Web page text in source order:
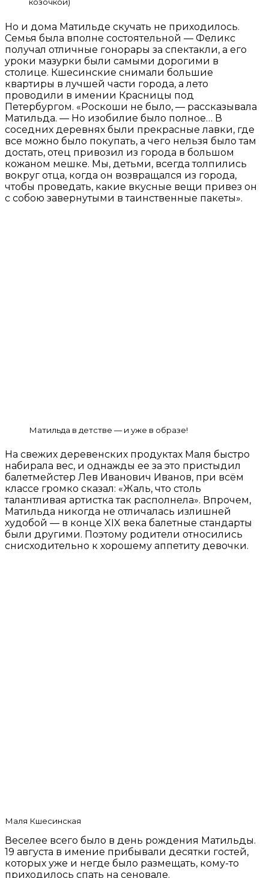
козочкой)
Но и дома Матильде скучать не приходилось.
Семья была вполне состоятельной — Феликс
получал отличные гонорары за спектакли, а его
уроки мазурки были самыми дорогими в
столице. Кшесинские снимали большие
квартиры в лучшей части города, а лето
проводили в имении Красницы под
Петербургом. «Роскоши не было, — рассказывала
Матильда. — Но изобилие было полное… В
соседних деревнях были прекрасные лавки, где
все можно было покупать, а чего нельзя было там
достать, отец привозил из города в большом
кожаном мешке. Мы, детьми, всегда толпились
вокруг отца, когда он возвращался из города,
чтобы проведать, какие вкусные вещи привез он
с собою завернутыми в таинственные пакеты».
Матильда в детстве — и уже в образе!
На свежих деревенских продуктах Маля быстро
набирала вес, и однажды ее за это пристыдил
балетмейстер Лев Иванович Иванов, при всём
классе громко сказал: «Жаль, что столь
талантливая артистка так располнела». Впрочем,
Матильда никогда не отличалась излишней
худобой — в конце XIX века балетные стандарты
были другими. Поэтому родители относились
снисходительно к хорошему аппетиту девочки.
Маля Кшесинская
Веселее всего было в день рождения Матильды.
19 августа в имение прибывали десятки гостей,
которых уже и негде было размещать, кому-то
приходилось спать на сеновале.